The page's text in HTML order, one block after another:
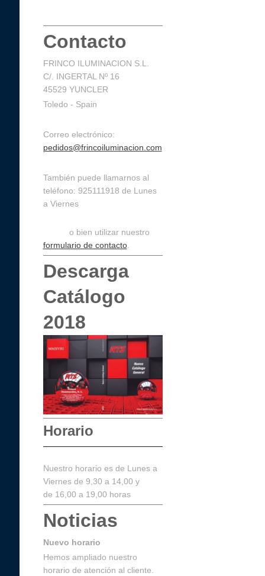
Contacto
FRINCO ILUMINACION S.L.
C/. INGERTAL Nº 16
45529 YUNCLER
Toledo - Spain
Correo electrónico:
pedidos@frincoiluminacion.com
También puede llamarnos al
teléfono: 925111918 de Lunes
a Viernes
o bien utilizar nuestro
formulario de contacto.
Descarga
Catálogo
2018
Horario
Nuestro horario es de Lunes a
Viernes de 9,30 a 14,00 y
de 16,00 a 19,00 horas
Noticias
Nuevo horario
Hemos ampliado nuestro
horario de atención al cliente.